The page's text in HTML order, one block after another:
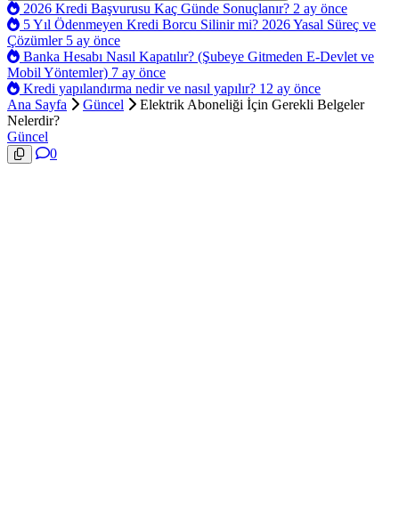
2026 Kredi Başvurusu Kaç Günde Sonuçlanır? 2 ay önce
5 Yıl Ödenmeyen Kredi Borcu Silinir mi? 2026 Yasal Süreç ve
Çözümler 5 ay önce
Banka Hesabı Nasıl Kapatılır? (Şubeye Gitmeden E-Devlet ve
Mobil Yöntemler) 7 ay önce
Kredi yapılandırma nedir ve nasıl yapılır? 12 ay önce
Ana Sayfa
Güncel
Elektrik Aboneliği İçin Gerekli Belgeler
Nelerdir?
Güncel
0